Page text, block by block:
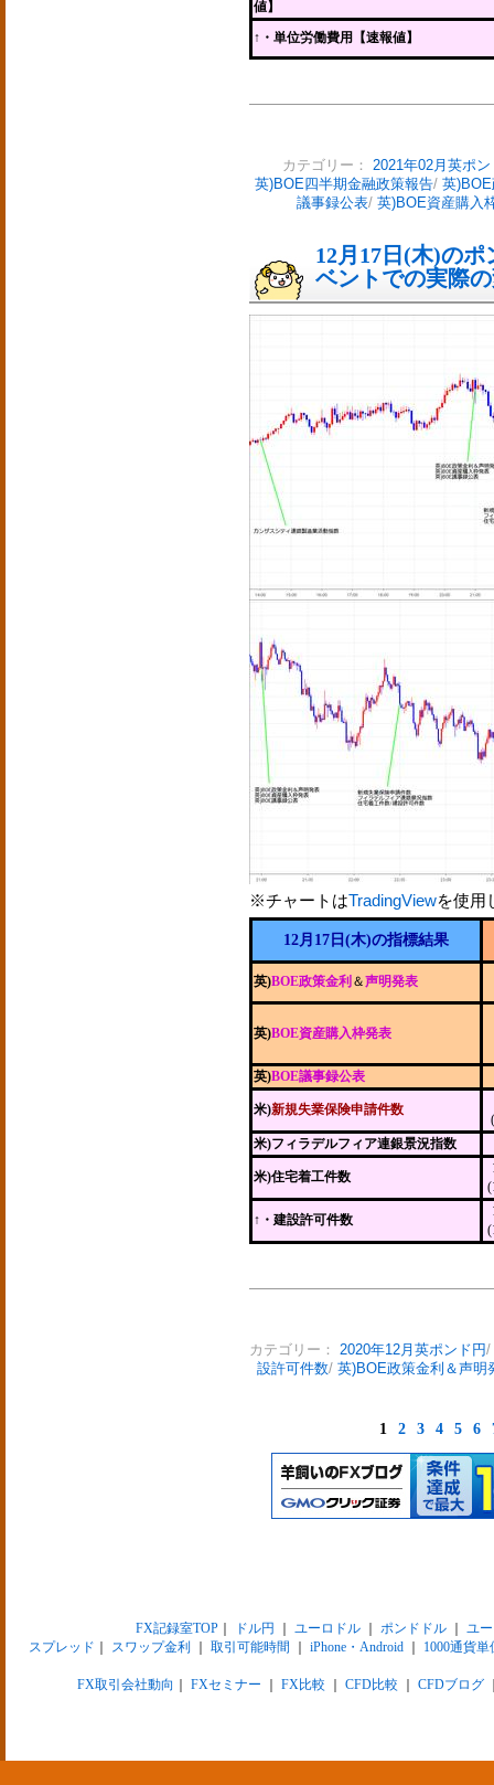
値】
↑・単位労働費用【速報値】
カテゴリー： 2021年02月英ポン
英)BOE四半期金融政策報告/ 英
議事録公表/ 英)BOE資産購入
12月17日(木)の
ベントでの実際
※チャートはTradingViewを使用
12月17日(木)の指標結果
英)BOE政策金利 ＆声明発表
英)BOE資産購入枠発表
英)BOE議事録公表
米)新規失業保険申請件数
米)フィラデルフィア連銀景況指数
米)住宅着工件数
↑・建設許可件数
カテゴリー： 2020年12月英ポンド円/
設許可件数/ 英)BOE政策金利＆声明
1 2 3 4 5 6
FX記録室TOP｜ ドル円 ユーロドル｜ ポンドドル｜ ユ
スプレッド
スワップ金利 取引可能時間 iPhone・Android 1000通貨単
FX取引会社動向 FXセミナー FX比較 CFD比較 CFDブログ